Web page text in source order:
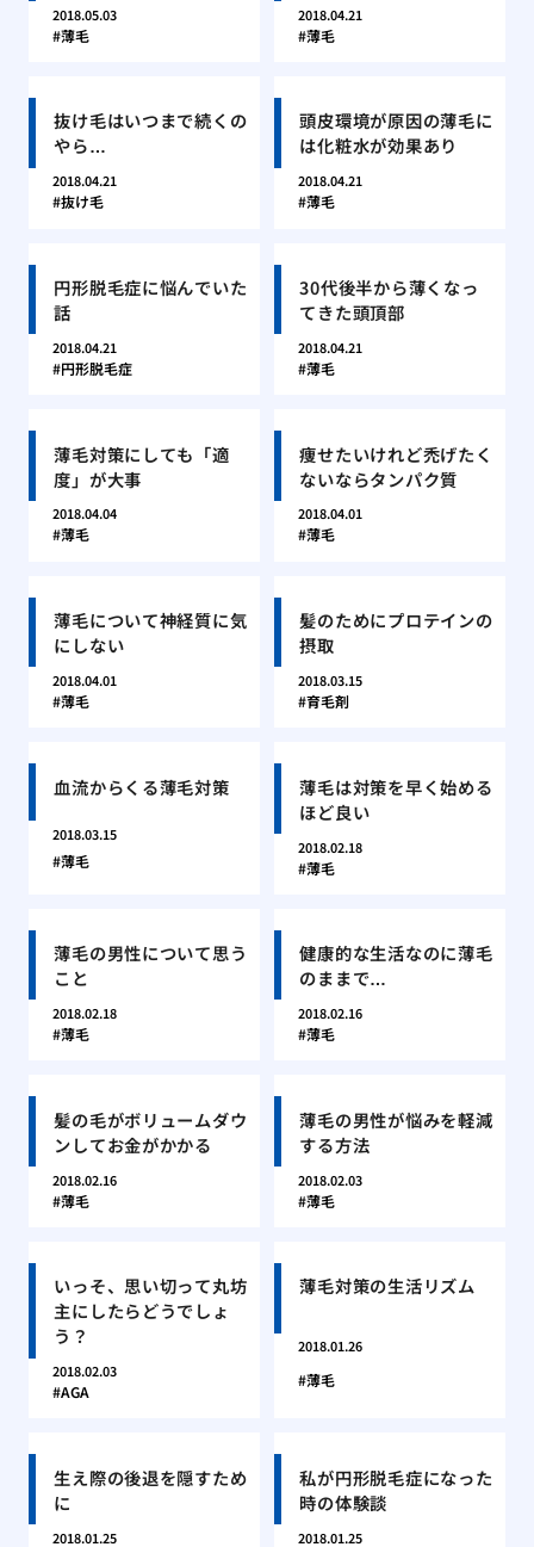
2018.05.03
薄毛
2018.04.21
薄毛
抜け毛はいつまで続くの
やら…
2018.04.21
抜け毛
頭皮環境が原因の薄毛に
は化粧水が効果あり
2018.04.21
薄毛
円形脱毛症に悩んでいた
話
2018.04.21
円形脱毛症
30代後半から薄くなっ
てきた頭頂部
2018.04.21
薄毛
薄毛対策にしても「適
度」が大事
2018.04.04
薄毛
痩せたいけれど禿げたく
ないならタンパク質
2018.04.01
薄毛
薄毛について神経質に気
にしない
2018.04.01
薄毛
髪のためにプロテインの
摂取
2018.03.15
育毛剤
血流からくる薄毛対策
2018.03.15
薄毛
薄毛は対策を早く始める
ほど良い
2018.02.18
薄毛
薄毛の男性について思う
こと
2018.02.18
薄毛
健康的な生活なのに薄毛
のままで…
2018.02.16
薄毛
髪の毛がボリュームダウ
ンしてお金がかかる
2018.02.16
薄毛
薄毛の男性が悩みを軽減
する方法
2018.02.03
薄毛
いっそ、思い切って丸坊
主にしたらどうでしょ
う？
2018.02.03
AGA
薄毛対策の生活リズム
2018.01.26
薄毛
生え際の後退を隠すため
に
2018.01.25
私が円形脱毛症になった
時の体験談
2018.01.25